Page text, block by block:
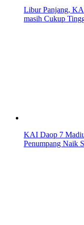
Libur Panjang,
masih Cukup
KAI Daop 7
Penumpang Naik